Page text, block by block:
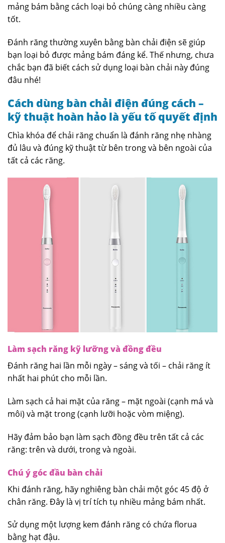
mảng bám bằng cách loại bỏ chúng càng nhiều càng
tốt.
Đánh răng thường xuyên bằng bàn chải điện sẽ giúp
bạn loại bỏ được mảng bám đáng kể. Thế nhưng, chưa
chắc bạn đã biết cách sử dụng loại bàn chải này đúng
đâu nhé!
Cách dùng bàn chải điện đúng cách –
kỹ thuật hoàn hảo là yếu tố quyết định
Chìa khóa để chải răng chuẩn là đánh răng nhẹ nhàng
đủ lâu và đúng kỹ thuật từ bên trong và bên ngoài của
tất cả các răng.
Làm sạch răng kỹ lưỡng và đồng đều
Đánh răng hai lần mỗi ngày – sáng và tối – chải răng ít
nhất hai phút cho mỗi lần.
Làm sạch cả hai mặt của răng – mặt ngoài (cạnh má và
môi) và mặt trong (cạnh lưỡi hoặc vòm miệng).
Hãy đảm bảo bạn làm sạch đồng đều trên tất cả các
răng: trên và dưới, trong và ngoài.
Chú ý góc đầu bàn chải
Khi đánh răng, hãy nghiêng bàn chải một góc 45 độ ở
chân răng. Đây là vị trí tích tụ nhiều mảng bám nhất.
Sử dụng một lượng kem đánh răng có chứa florua
bằng hạt đậu.